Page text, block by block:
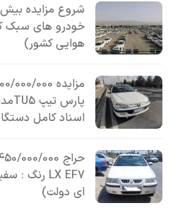
خودرو های سبک
هوایی کشور)
اسناد کامل
ای دولت)